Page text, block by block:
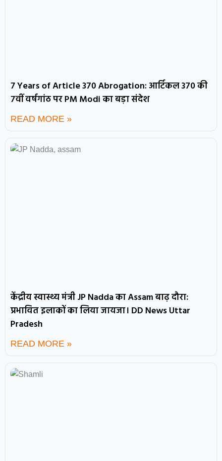
7 Years of Article 370 Abrogation: आर्टिकल 370 की
7वीं वर्षगांठ पर PM Modi का बड़ा संदेश
READ MORE »
केंद्रीय स्वास्थ्य मंत्री JP Nadda का Assam बाढ़ दौरा:
प्रभावित इलाकों का लिया जायजा। DD News Uttar
Pradesh
READ MORE »